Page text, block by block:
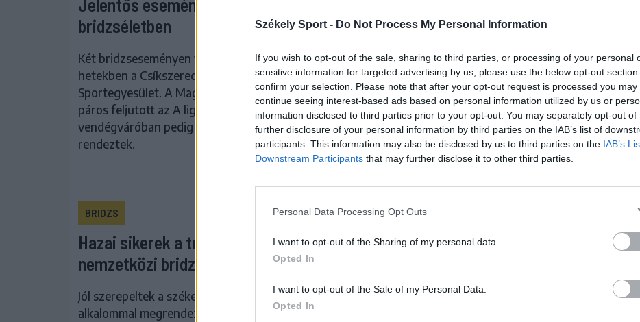
Székely Sport - Do Not Process My Personal Information
If you wish to opt-out of the sale, sharing to third parties, or processing of your personal
sensitive information for targeted advertising by us, please use the below opt-out section
confirm your selection. Please note that after your opt-out request is processed you may
continue seeing interest-based ads based on personal information utilized by us or
information disclosed to third parties prior to your opt-out. You may separately opt-out of
further disclosure of your personal information by third parties on the IAB’s list of
participants. This information may also be disclosed by us to third parties on the IAB’s
Downstream Participants that may further disclose it to other third parties.
Personal Data Processing Opt Outs
I want to opt-out of the Sharing of my personal data.
Opted In
I want to opt-out of the Sale of my Personal Data.
Opted In
bridzséletben
Két bridzseseményen volt képviselve az elmúlt
hetekben a Csíkszeredai Bridge Over Nations
Sportegyesület. A Magyari Zoltán–Vidámi István
páros feljutott az A ligába, a Hargita
vendégváróban pedig nemzetközi vetélkedőt
rendeztek.
BRIDZS
Hazai sikerek a tusnádfürdői
nemzetközi bridzsfesztiválon
Jól szerepeltek a székelyföldi sportolók a második
alkalommal megrendezett Tusnádfürdői